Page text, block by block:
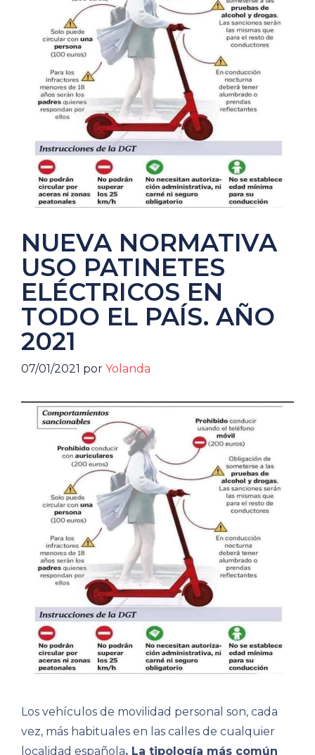
NUEVA NORMATIVA
USO PATINETES
ELÉCTRICOS EN
TODO EL PAÍS. AÑO
2021
07/01/2021 por Yolanda
Los vehículos de movilidad personal son, cada
vez, más habituales en las calles de cualquier
localidad española. La tipología más común